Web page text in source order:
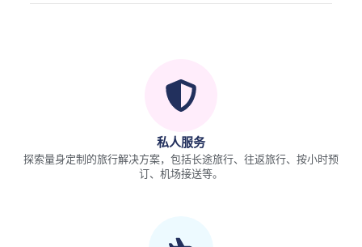
私人服务
探索量身定制的旅行解决方案，包括长途旅行、往返旅行、按小时预
订、机场接送等。